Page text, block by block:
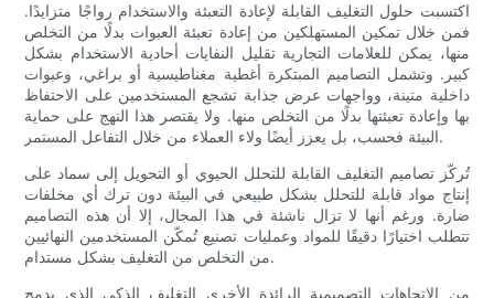
اكتسبت حلول التغليف القابلة لإعادة التعبئة والاستخدام رواجًا متزايدًا.
فمن خلال تمكين المستهلكين من إعادة تعبئة العبوات بدلًا من التخلص
منها، يمكن للعلامات التجارية تقليل النفايات أحادية الاستخدام بشكل
كبير. وتشمل التصاميم المبتكرة أغطية مغناطيسية أو براغي، وعبوات
داخلية متينة، وواجهات عرض جذابة تشجع المستخدمين على الاحتفاظ
بها وإعادة تعبئتها بدلًا من التخلص منها. ولا يقتصر هذا النهج على حماية
البيئة فحسب، بل يعزز أيضًا ولاء العملاء من خلال التفاعل المستمر.
تُركّز تصاميم التغليف القابلة للتحلل الحيوي أو التحويل إلى سماد على
إنتاج مواد قابلة للتحلل بشكل طبيعي في البيئة دون ترك أي مخلفات
ضارة. ورغم أنها لا تزال ناشئة في هذا المجال، إلا أن هذه التصاميم
تتطلب اختيارًا دقيقًا للمواد وعمليات تصنيع تُمكّن المستخدمين النهائيين
من التخلص من التغليف بشكل مستدام.
من الاتجاهات التصميمية الرائدة الأخرى التغليف الذكي الذي يدمج